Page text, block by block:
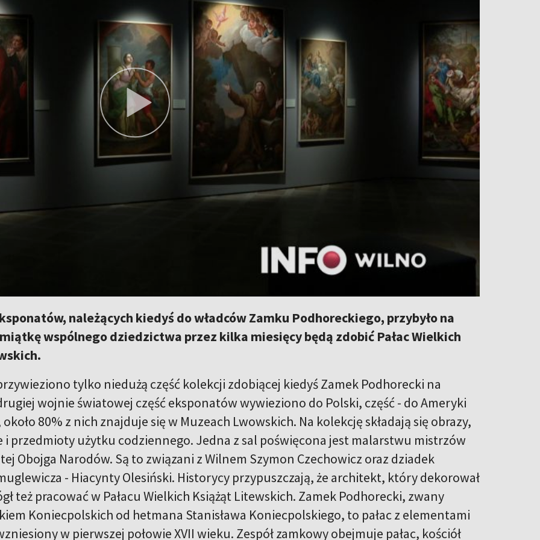
należących kiedyś do władców Zamku Podhoreckiego, przybyło na
wspólnego dziedzictwa przez kilka miesięcy będą zdobić Pałac Wielkich
tylko niedużą część kolekcji zdobiącej kiedyś Zamek Podhorecki na
wojnie światowej część eksponatów wywieziono do Polski, część - do Ameryki
80% z nich znajduje się w Muzeach Lwowskich. Na kolekcję składają się obrazy,
i przedmioty użytku codziennego. Jedna z sal poświęcona jest malarstwu mistrzów
Obojga Narodów. Są to związani z Wilnem Szymon Czechowicz oraz dziadek
- Hiacynty Olesiński. Historycy przypuszczają, że architekt, który dekorował
też pracować w Pałacu Wielkich Książąt Litewskich. Zamek Podhorecki, zwany
Koniecpolskich od hetmana Stanisława Koniecpolskiego, to pałac z elementami
w pierwszej połowie XVII wieku. Zespół zamkowy obejmuje pałac, kościół